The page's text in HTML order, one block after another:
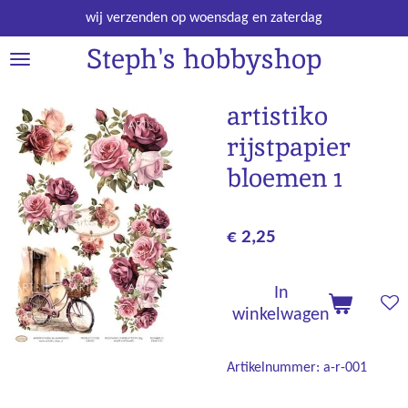
direct
naar
hoofdinhoud
Steph's hobbyshop
wij verzenden op woensdag en zaterdag
artistiko
rijstpapier
bloemen 1
€ 2,25
In
winkelwagen
Artikelnummer: a-r-001